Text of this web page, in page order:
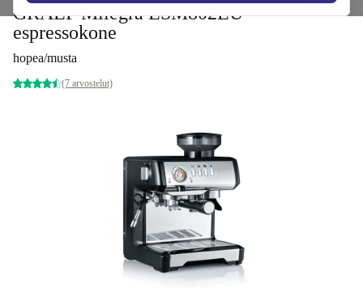
GRAEF Milegra ESM802EU
espressokone
hopea/musta
(7 arvostelut)